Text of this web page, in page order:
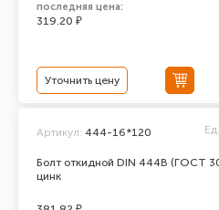
последняя цена:
319.20 ₽
Уточнить цену
Болт откидной DIN 444В (ГОСТ
цинк
Артикул: 444-16*120